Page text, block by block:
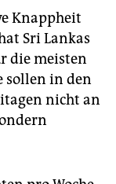
Knappheit
Sri Lankas
die meisten
sollen in den
nicht an